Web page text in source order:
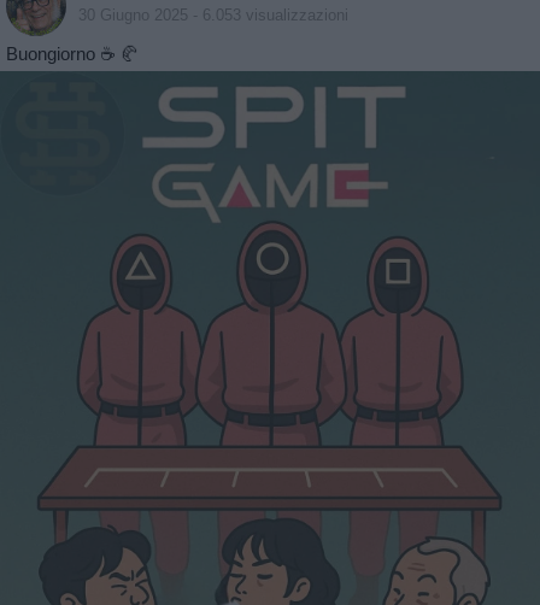
30 Giugno 2025 - 6.053 visualizzazioni
Buongiorno ☕️ 🥐